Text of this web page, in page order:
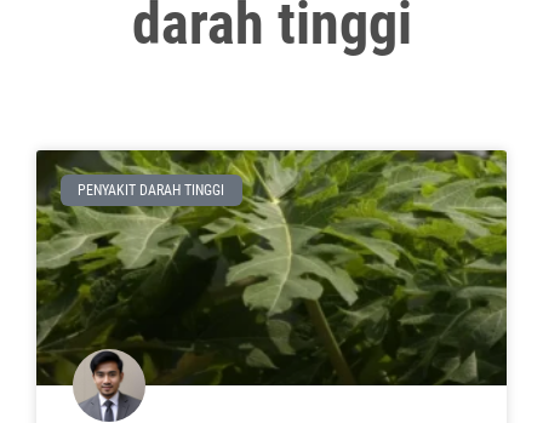
darah tinggi
PENYAKIT DARAH TINGGI